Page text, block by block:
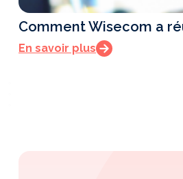
Comment Wisecom a
En savoir plus